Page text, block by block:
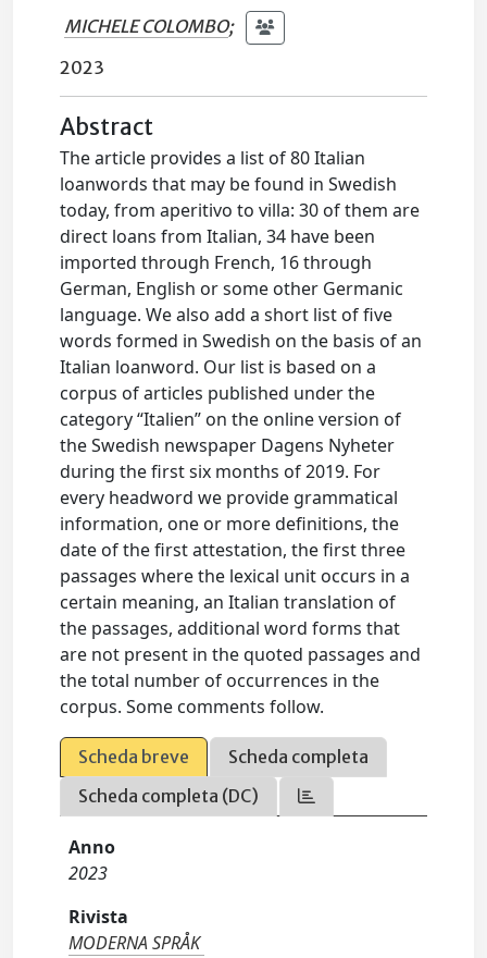
MICHELE COLOMBO;
2023
Abstract
The article provides a list of 80 Italian
loanwords that may be found in Swedish
today, from aperitivo to villa: 30 of them are
direct loans from Italian, 34 have been
imported through French, 16 through
German, English or some other Germanic
language. We also add a short list of five
words formed in Swedish on the basis of an
Italian loanword. Our list is based on a
corpus of articles published under the
category “Italien” on the online version of
the Swedish newspaper Dagens Nyheter
during the first six months of 2019. For
every headword we provide grammatical
information, one or more definitions, the
date of the first attestation, the first three
passages where the lexical unit occurs in a
certain meaning, an Italian translation of
the passages, additional word forms that
are not present in the quoted passages and
the total number of occurrences in the
corpus. Some comments follow.
Scheda breve
Scheda completa
Scheda completa (DC)
Anno
2023
Rivista
MODERNA SPRÅK